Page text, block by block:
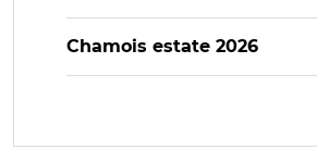
Chamois estate 2026